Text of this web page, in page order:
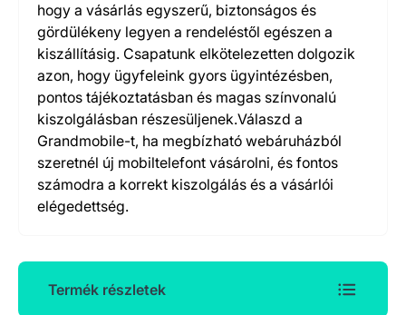
hogy a vásárlás egyszerű, biztonságos és
gördülékeny legyen a rendeléstől egészen a
kiszállításig. Csapatunk elkötelezetten dolgozik
azon, hogy ügyfeleink gyors ügyintézésben,
pontos tájékoztatásban és magas színvonalú
kiszolgálásban részesüljenek.Válaszd a
Grandmobile-t, ha megbízható webáruházból
szeretnél új mobiltelefont vásárolni, és fontos
számodra a korrekt kiszolgálás és a vásárlói
elégedettség.
Termék részletek